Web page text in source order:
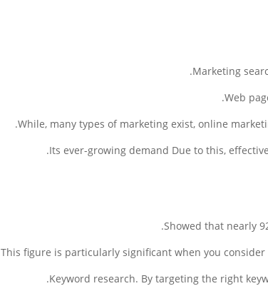
Marketing
Web
While, many types of marketing exist, online
Its ever-growing demand Due to this,
Showed that nearly
This figure is particularly significant when you
Keyword research. By targeting the right